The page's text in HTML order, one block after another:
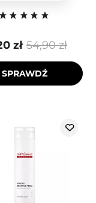
54,90 zł
zł
SPRAWDŹ